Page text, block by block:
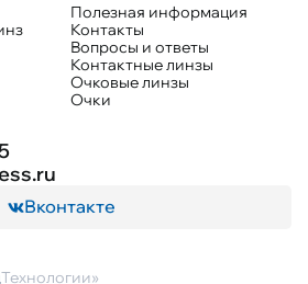
Полезная информация
Контакты
Вопросы и ответы
Контактные линзы
Очковые линзы
Очки
Вконтакте